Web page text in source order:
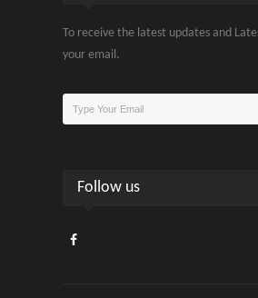
To receive the latest updates and
your email.
Follow us